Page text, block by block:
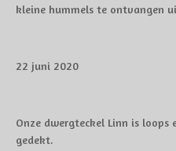
kleine hummels te ontvangen
22 juni 2020
Onze dwergteckel Linn is
gedekt.